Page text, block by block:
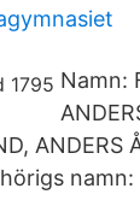
Namn:
ANDERS